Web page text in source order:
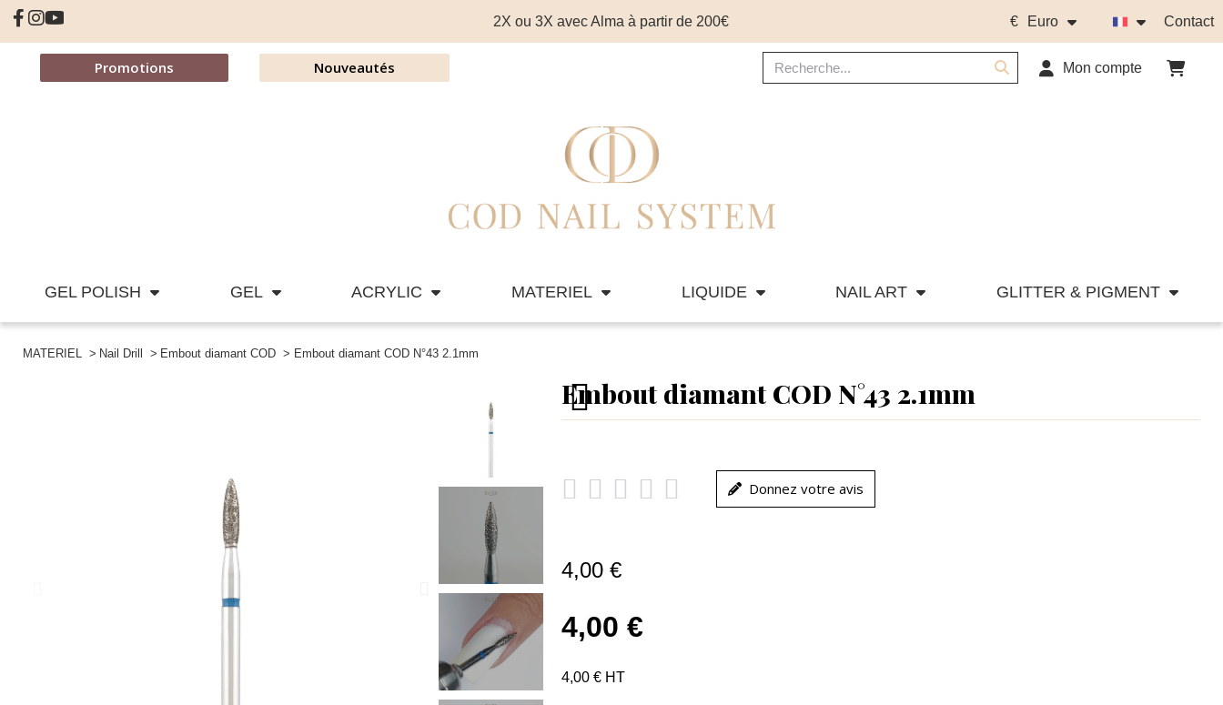
2X ou 3X avec Alma à partir de 200€ € Euro Contact
Promotions Nouveautés Mon compte
GEL POLISH GEL ACRYLIC MATERIEL LIQUIDE NAIL ART GLITTER & PIGMENT
MATERIEL Nail Drill Embout diamant COD Embout diamant COD N°43 2.1mm
Embout diamant COD N°43 2.1mm
     Donnez votre avis
4,00 €
4,00 €
4,00 € HT